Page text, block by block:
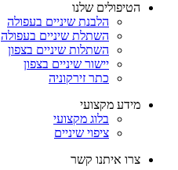
הטיפולים שלנו
הלבנת שיניים בעפולה
השתלת שיניים בעפולה
השתלות שיניים בצפון
יישור שיניים בצפון
כתר זירקוניה
מידע מקצועי
בלוג מקצועי
ציפוי שיניים
צרו איתנו קשר